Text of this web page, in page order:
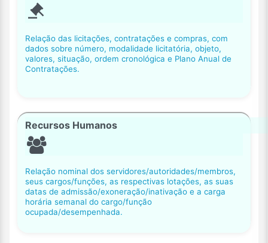
Relação das licitações, contratações e compras, com
dados sobre número, modalidade licitatória, objeto,
valores, situação, ordem cronológica e Plano Anual de
Contratações.
Recursos Humanos
Relação nominal dos servidores/autoridades/membros,
seus cargos/funções, as respectivas lotações, as suas
datas de admissão/exoneração/inativação e a carga
horária semanal do cargo/função
ocupada/desempenhada.